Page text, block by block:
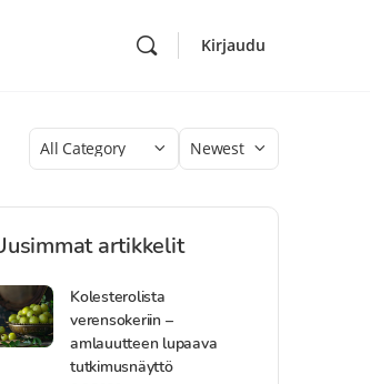
Kirjaudu
Category
Sort
artikkelit
Kolesterolista
verensokeriin –
amlauutteen lupaava
tutkimusnäyttö